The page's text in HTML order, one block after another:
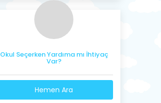
Okul Seçerken Yardıma mı İhtiyaç
Var?
Hemen Ara